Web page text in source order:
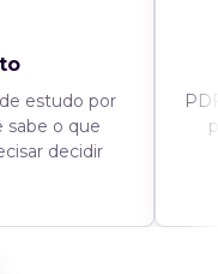
estudo por
sabe o que
decidir